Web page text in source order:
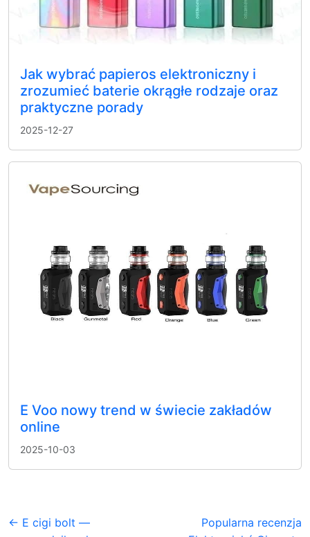
Jak wybrać papieros elektroniczny i
zrozumieć baterie okrągłe rodzaje oraz
praktyczne porady
2025-12-27
E Voo nowy trend w świecie zakładów
online
2025-10-03
← E cigi bolt —
Popularna recenzja